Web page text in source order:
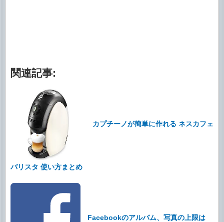
関連記事:
カプチーノが簡単に作れる ネスカフェ
バリスタ 使い方まとめ
Facebookのアルバム、写真の上限は